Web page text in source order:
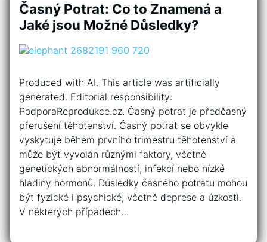
Časný Potrat: Co to Znamená a
Jaké jsou Možné Důsledky?
Produced with AI. This article was artificially
generated. Editorial responsibility:
PodporaReprodukce.cz. Časný potrat je předčasný
přerušení těhotenství. Časný potrat se obvykle
vyskytuje během prvního trimestru těhotenství a
může být vyvolán různými faktory, včetně
genetických abnormálností, infekcí nebo nízké
hladiny hormonů. Důsledky časného potratu mohou
být fyzické i psychické, včetně deprese a úzkosti.
V některých případech…